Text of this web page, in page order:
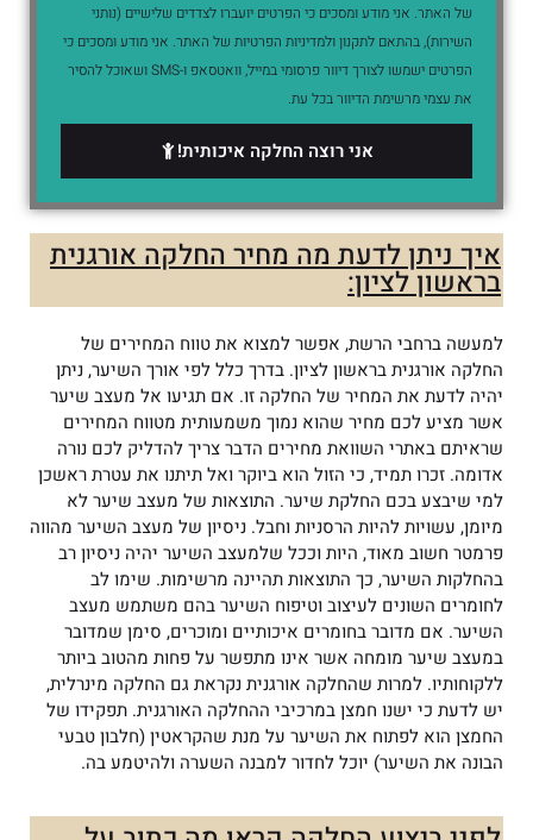
של האתר. אני מודע ומסכים כי הפרטים יועברו לצדדים שלישיים (נותני
השירות), בהתאם לתקנון ולמדיניות הפרטיות של האתר. אני מודע ומסכים כי
הפרטים ישמשו לצורך דיוור פרסומי במייל, וואטסאפ ו-SMS ושאוכל להסיר
את עצמי מרשימת הדיוור בכל עת.
אני רוצה החלקה איכותית!
איך ניתן לדעת מה מחיר החלקה אורגנית
בראשון לציון:
למעשה ברחבי הרשת, אפשר למצוא את טווח המחירים של
החלקה אורגנית בראשון לציון. בדרך כלל לפי אורך השיער, ניתן
יהיה לדעת את המחיר של החלקה זו. אם תגיעו אל מעצב שיער
אשר מציע לכם מחיר שהוא נמוך משמעותית מטווח המחירים
שראיתם באתרי השוואת מחירים הדבר צריך להדליק לכם נורה
אדומה. זכרו תמיד, כי הזול הוא ביוקר ואל תיתנו את עטרת ראשכן
למי שיבצע בכם החלקת שיער. התוצאות של מעצב שיער לא
מיומן, עשויות להיות הרסניות וחבל. ניסיון של מעצב השיער מהווה
פרמטר חשוב מאוד, היות וככל שלמעצב השיער יהיה ניסיון רב
בהחלקות השיער, כך התוצאות תהיינה מרשימות. שימו לב
לחומרים השונים לעיצוב וטיפוח השיער בהם משתמש מעצב
השיער. אם מדובר בחומרים איכותיים ומוכרים, סימן שמדובר
במעצב שיער מומחה אשר אינו מתפשר על פחות מהטוב ביותר
ללקוחותיו. למרות שהחלקה אורגנית נקראת גם החלקה מינרלית,
יש לדעת כי ישנו חמצן במרכיבי ההחלקה האורגנית. תפקידו של
החמצן הוא לפתוח את השיער על מנת שהקראטין (חלבון טבעי
הבונה את השיער) יוכל לחדור למבנה השערה ולהיטמע בה.